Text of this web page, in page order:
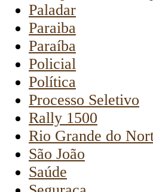
Paladar
Paraiba
Paraíba
Policial
Política
Processo Seletivo
Rally 1500
Rio Grande do
São João
Saúde